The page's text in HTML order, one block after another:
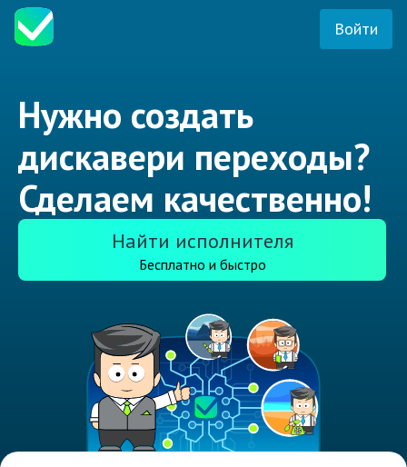
Войти
Нужно создать
дискавери переходы?
Сделаем качественно!
Найти исполнителя
Бесплатно и быстро